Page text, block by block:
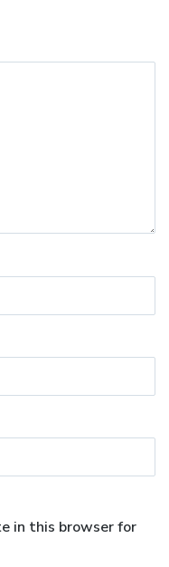
in this browser for